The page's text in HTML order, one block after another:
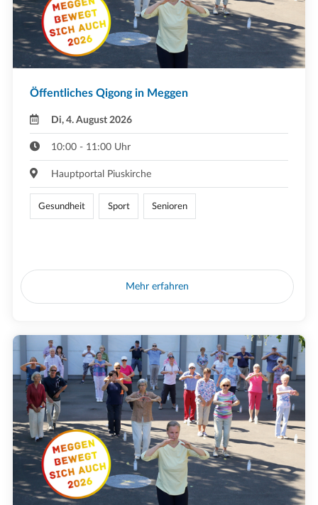
Öffentliches Qigong in Meggen
Di, 4. August 2026
10:00 - 11:00 Uhr
Hauptportal Piuskirche
Gesundheit Sport Senioren
Mehr erfahren